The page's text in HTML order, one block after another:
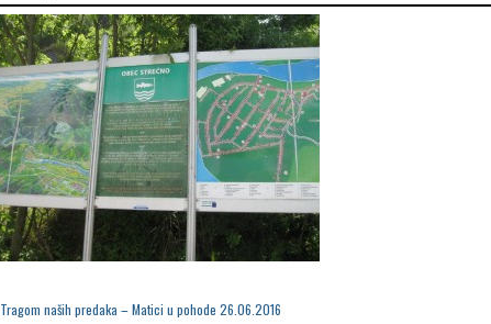
Tragom naših predaka – Matici u pohode 26.06.2016